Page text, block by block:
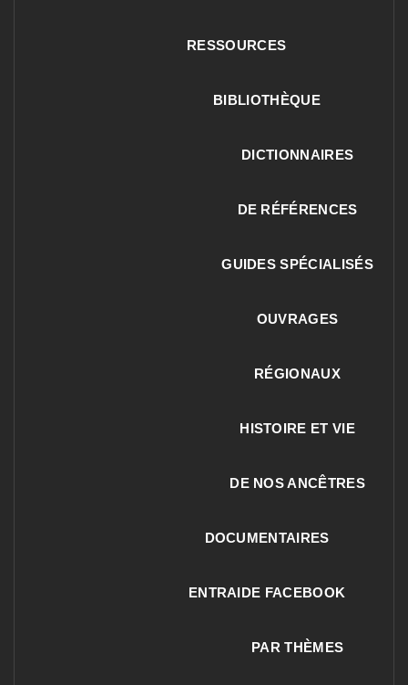
RESSOURCES
BIBLIOTHÈQUE
DICTIONNAIRES
DE RÉFÉRENCES
GUIDES SPÉCIALISÉS
OUVRAGES
RÉGIONAUX
HISTOIRE ET VIE
DE NOS ANCÊTRES
DOCUMENTAIRES
ENTRAIDE FACEBOOK
PAR THÈMES